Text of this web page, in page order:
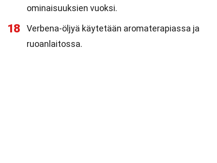
ominaisuuksien vuoksi.
18
Verbena-öljyä käytetään aromaterapiassa ja
ruoanlaitossa.